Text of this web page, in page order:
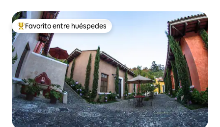
Favorito entre los huéspedes más destacados
Favorito entre huéspedes